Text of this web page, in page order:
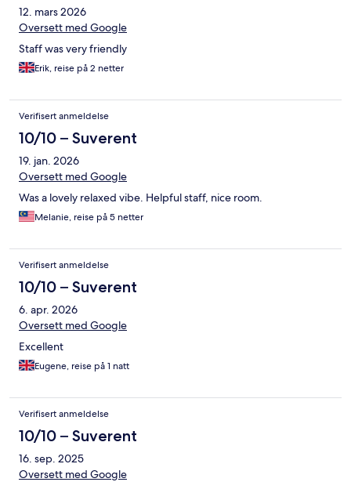
12. mars 2026
Oversett med Google
Staff was very friendly
Erik, reise på 2 netter
Verifisert anmeldelse
10/10 – Suverent
19. jan. 2026
Oversett med Google
Was a lovely relaxed vibe. Helpful staff, nice room.
Melanie, reise på 5 netter
Verifisert anmeldelse
10/10 – Suverent
6. apr. 2026
Oversett med Google
Excellent
Eugene, reise på 1 natt
Verifisert anmeldelse
10/10 – Suverent
16. sep. 2025
Oversett med Google